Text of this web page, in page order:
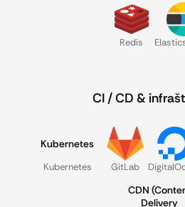
Redis
CI / CD &
Kubernetes
Kubernetes GitLab
CDN
Delivery